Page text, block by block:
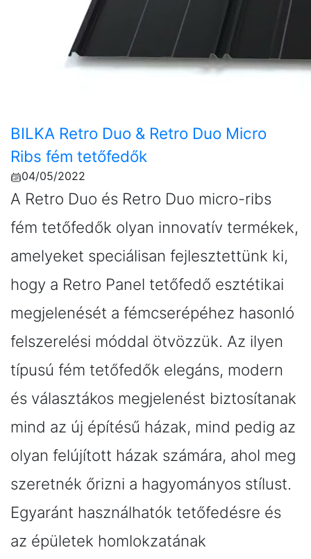
BILKA Retro Duo & Retro Duo Micro
Ribs fém tetőfedők
04/05/2022
A Retro Duo és Retro Duo micro-ribs
fém tetőfedők olyan innovatív termékek,
amelyeket speciálisan fejlesztettünk ki,
hogy a Retro Panel tetőfedő esztétikai
megjelenését a fémcserépéhez hasonló
felszerelési móddal ötvözzük. Az ilyen
típusú fém tetőfedők elegáns, modern
és választákos megjelenést biztosítanak
mind az új építésű házak, mind pedig az
olyan felújított házak számára, ahol meg
szeretnék őrizni a hagyományos stílust.
Egyaránt használhatók tetőfedésre és
az épületek homlokzatának